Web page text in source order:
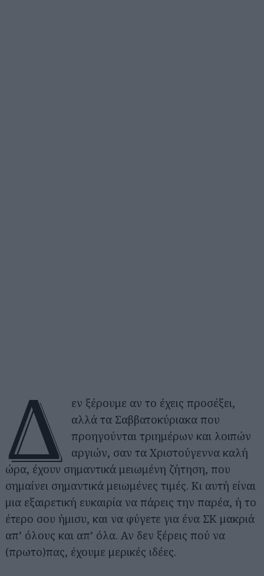
Δ
εν ξέρουμε αν το έχεις προσέξει,
αλλά τα Σαββατοκύριακα που
προηγούνται τριημέρων και λοιπών
αργιών, σαν τα Χριστούγεννα καλή
ώρα, έχουν σημαντικά μειωμένη ζήτηση, που
σημαίνει σημαντικά μειωμένες τιμές. Κι αυτή είναι
μια εξαιρετική ευκαιρία να πάρεις την παρέα, ή το
έτερο σου ήμισυ, και να φύγετε για ένα ΣΚ μακριά
απ’ όλους και απ’ όλα. Αν δεν ξέρεις πού να
(πρωτο)πας, έχουμε μερικές ιδέες.